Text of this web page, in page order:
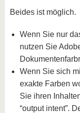
Beides ist möglich.
Wenn Sie nur
nutzen Sie
Wenn Sie sich
exakte Farben
Sie ihren
“output intent”.